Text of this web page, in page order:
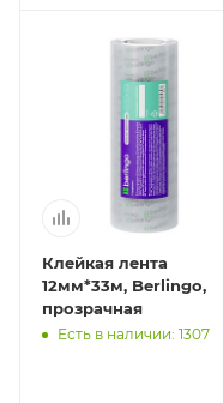
Клейкая лента
12мм*33м, Berlingo,
прозрачная
Есть в наличии: 1307